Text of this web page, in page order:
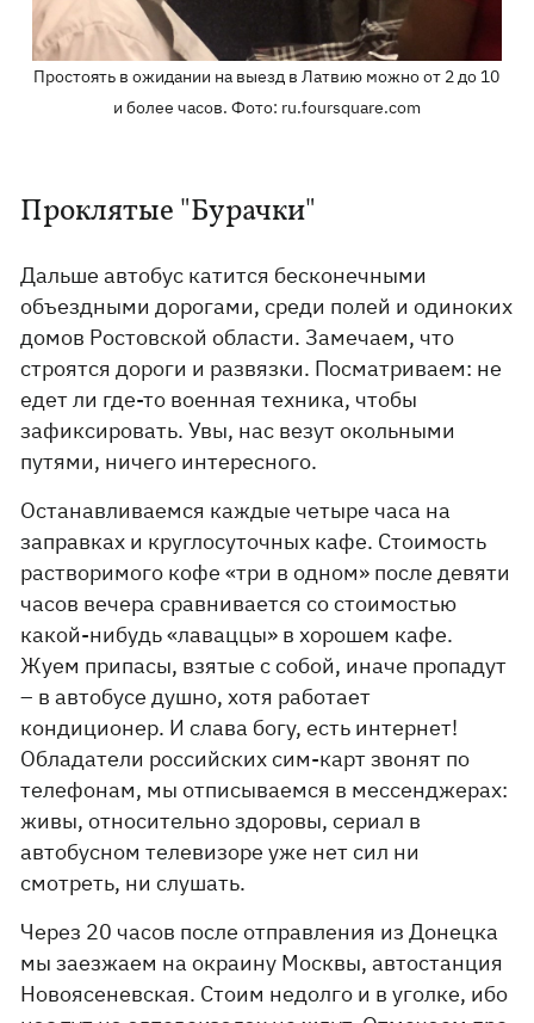
Простоять в ожидании на выезд в Латвию можно от 2 до 10
и более часов. Фото: ru.foursquare.com
Проклятые "Бурачки"
Дальше автобус катится бесконечными
объездными дорогами, среди полей и одиноких
домов Ростовской области. Замечаем, что
строятся дороги и развязки. Посматриваем: не
едет ли где-то военная техника, чтобы
зафиксировать. Увы, нас везут окольными
путями, ничего интересного.
Останавливаемся каждые четыре часа на
заправках и круглосуточных кафе. Стоимость
растворимого кофе «три в одном» после девяти
часов вечера сравнивается со стоимостью
какой-нибудь «лаваццы» в хорошем кафе.
Жуем припасы, взятые с собой, иначе пропадут
– в автобусе душно, хотя работает
кондиционер. И слава богу, есть интернет!
Обладатели российских сим-карт звонят по
телефонам, мы отписываемся в мессенджерах:
живы, относительно здоровы, сериал в
автобусном телевизоре уже нет сил ни
смотреть, ни слушать.
Через 20 часов после отправления из Донецка
мы заезжаем на окраину Москвы, автостанция
Новоясеневская. Стоим недолго и в уголке, ибо